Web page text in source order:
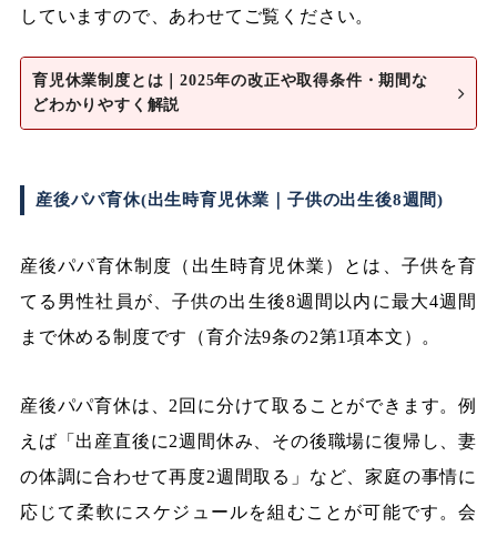
していますので、あわせてご覧ください。
育児休業制度とは｜2025年の改正や取得条件・期間な
どわかりやすく解説
産後パパ育休(出生時育児休業｜子供の出生後8週間)
産後パパ育休制度（出生時育児休業）とは、子供を育
てる男性社員が、子供の出生後8週間以内に最大4週間
まで休める制度です（育介法9条の2第1項本文）。
産後パパ育休は、2回に分けて取ることができます。例
えば「出産直後に2週間休み、その後職場に復帰し、妻
の体調に合わせて再度2週間取る」など、家庭の事情に
応じて柔軟にスケジュールを組むことが可能です。会